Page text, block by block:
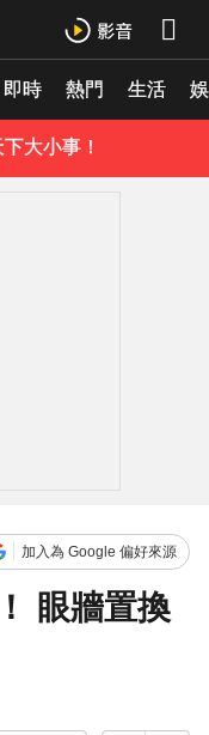
即時 熱門 生活
大小事！
加入為 Google 偏好來源
眼牆置換